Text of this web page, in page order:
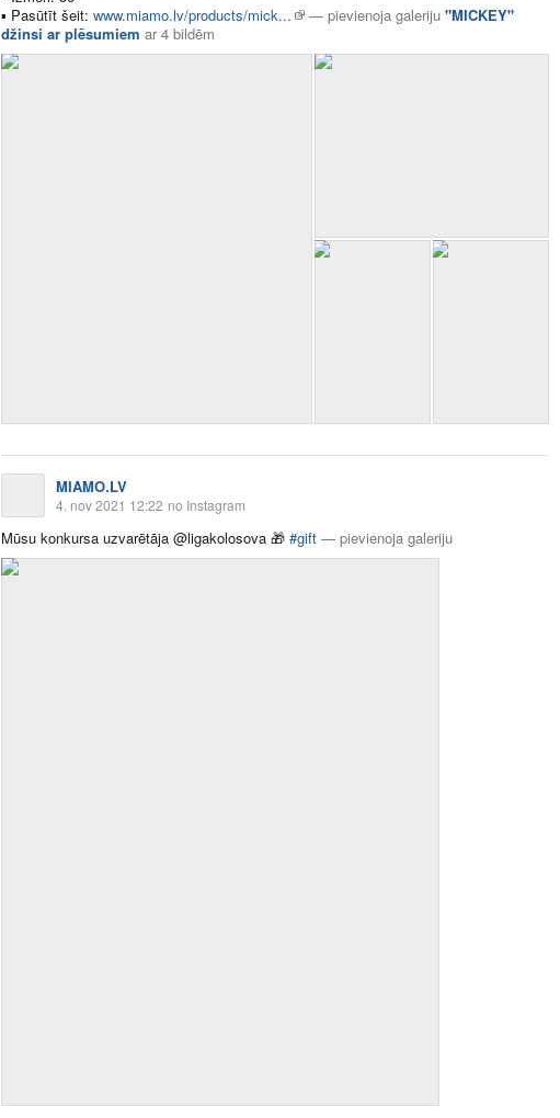
▪ Pasūtīt šeit: www.miamo.lv/products/mick... — pievienoja galeriju "MICKEY"
džinsi ar plēsumiem ar4 bildēm
MIAMO.LV
4. nov 2021 12:22 no Instagram
Mūsu konkursa uzvarētāja @ligakolosova 🎁 #gift — pievienoja galeriju